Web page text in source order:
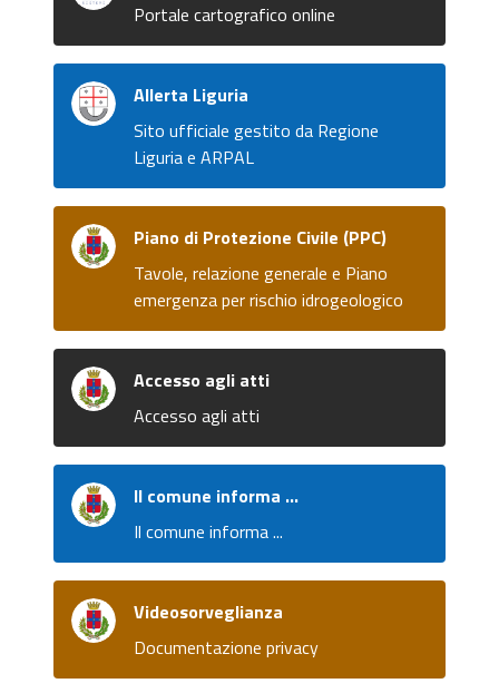
Portale cartografico online
Allerta Liguria
Sito ufficiale gestito da Regione
Liguria e ARPAL
Piano di Protezione Civile (PPC)
Tavole, relazione generale e Piano
emergenza per rischio idrogeologico
Accesso agli atti
Accesso agli atti
Il comune informa ...
Il comune informa ...
Videosorveglianza
Documentazione privacy